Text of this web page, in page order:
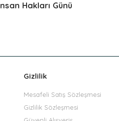
Hakları Günü
Gizlilik
Mesafeli Satış Sözleşmesi
Gizlilik Sözleşmesi